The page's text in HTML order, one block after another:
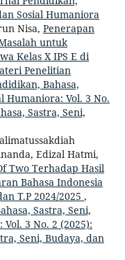
Sosial Humaniora
Nisa, Penerapan
untuk
Kelas X IPS E di
Penelitian
Bahasa,
Humaniora: Vol. 3 No.
Sastra, Seni,
Edizal Hatmi,
Two Terhadap Hasil
Bahasa Indonesia
T.P 2024/2025 ,
Sastra, Seni,
3 No. 2 (2025):
Seni, Budaya, dan